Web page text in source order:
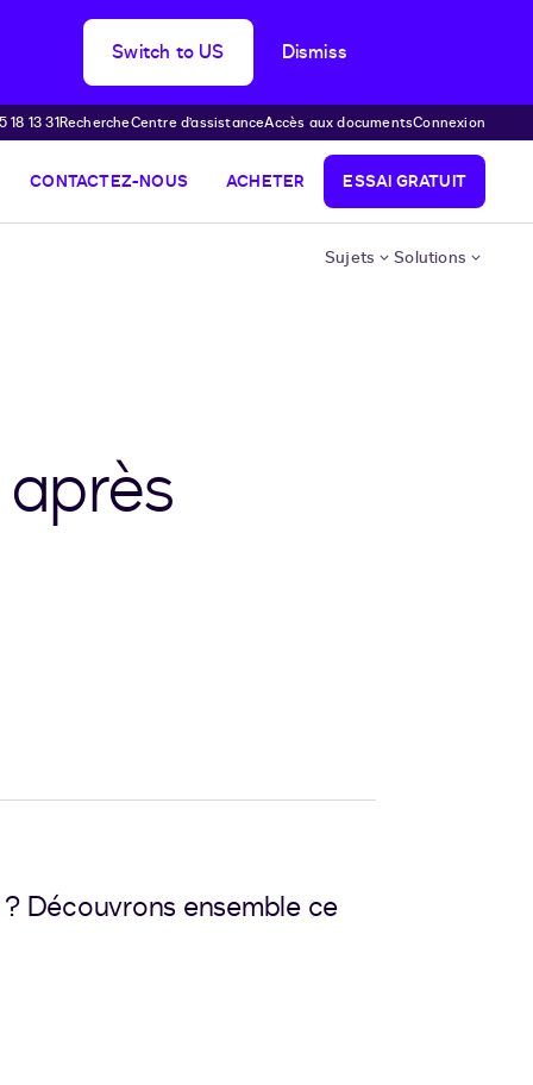
Switch to US Dismiss
13 31RechercheCentre d’assistanceAccès aux documentsConnexion
CONTACTEZ-NOUS ACHETER ESSAI GRATUIT
Sujets Solutions
Découvrons ensemble ce